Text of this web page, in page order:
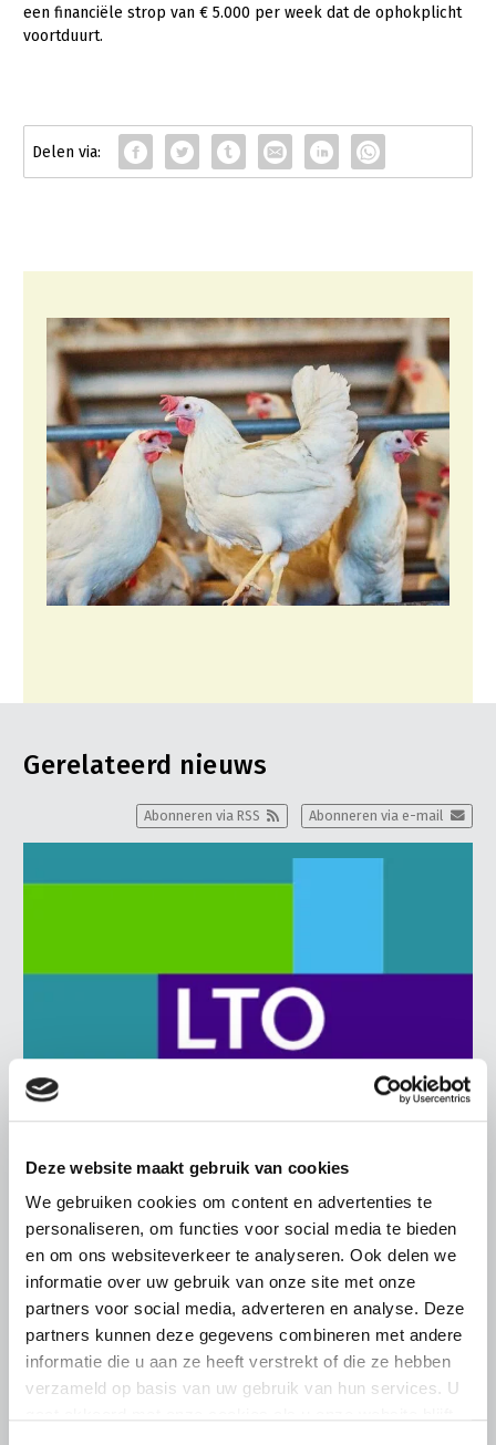
Deze website maakt gebruik van cookies
We gebruiken cookies om content en advertenties te
personaliseren, om functies voor social media te bieden
en om ons websiteverkeer te analyseren. Ook delen we
informatie over uw gebruik van onze site met onze
partners voor social media, adverteren en analyse. Deze
partners kunnen deze gegevens combineren met andere
informatie die u aan ze heeft verstrekt of die ze hebben
verzameld op basis van uw gebruik van hun services. U
een financiële strop van € 5.000 per week dat de ophokplicht
voortduurt.
Gerelateerd nieuws
Abonneren via e-mail
Abonneren via RSS
BELANGRIJKE INFORMATIE
21 JULI 2026
Rechtszekerheid van álle
ondernemers staat op het spel
Sinds afgelopen vrijdag zijn de emoties hoog opgelopen
bij Brabantse pluimveehouders. Het voorgenomen
besluit van Gedeputeerde Staten van Noord-Brabant om
de rechtsgeldige…